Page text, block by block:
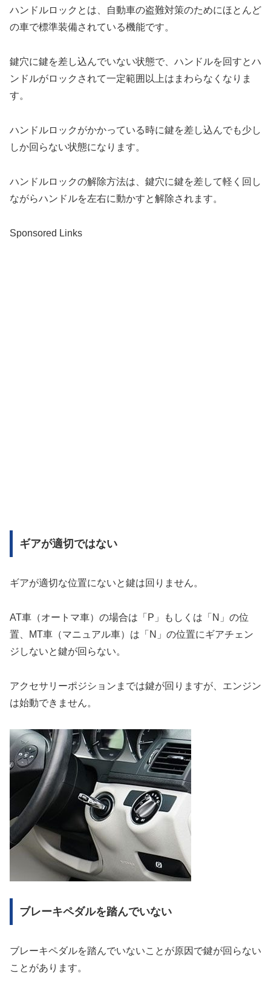
ハンドルロックとは、自動車の盗難対策のためにほとんど
の車で標準装備されている機能です。
鍵穴に鍵を差し込んでいない状態で、ハンドルを回すとハ
ンドルがロックされて一定範囲以上はまわらなくなりま
す。
ハンドルロックがかかっている時に鍵を差し込んでも少し
しか回らない状態になります。
ハンドルロックの解除方法は、鍵穴に鍵を差して軽く回し
ながらハンドルを左右に動かすと解除されます。
Sponsored Links
ギアが適切ではない
ギアが適切な位置にないと鍵は回りません。
AT車（オートマ車）の場合は「P」もしくは「N」の位
置、MT車（マニュアル車）は「N」の位置にギアチェン
ジしないと鍵が回らない。
アクセサリーポジションまでは鍵が回りますが、エンジン
は始動できません。
ブレーキペダルを踏んでいない
ブレーキペダルを踏んでいないことが原因で鍵が回らない
ことがあります。